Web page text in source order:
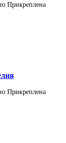
Прикреплена
Прикреплена